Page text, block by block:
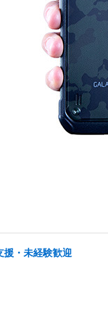
援・未経験歓迎